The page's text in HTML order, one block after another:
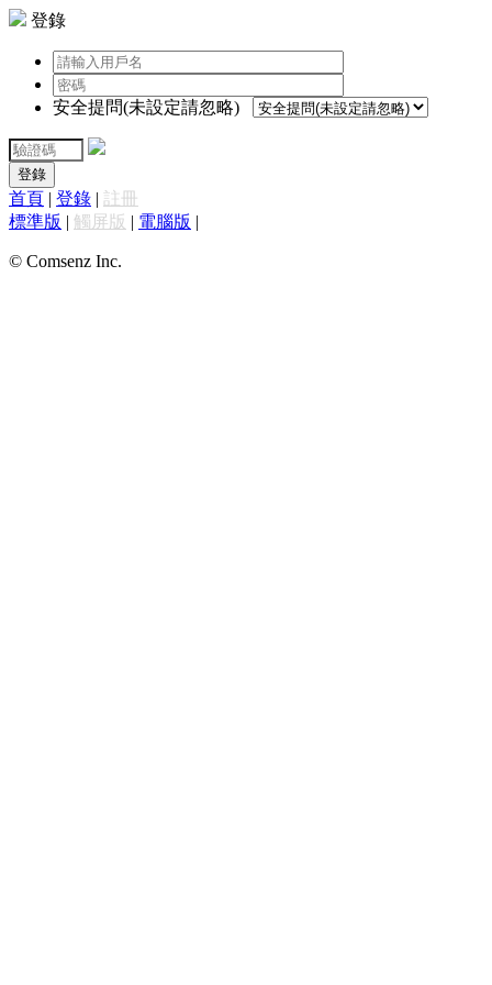
登錄
安全提問(未設定請忽略)
登錄
首頁 | 登錄 | 註冊
標準版 | 觸屏版 | 電腦版 |
© Comsenz Inc.